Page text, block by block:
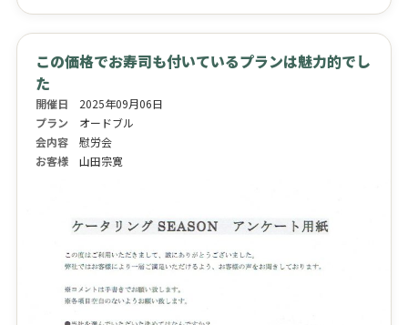
この価格でお寿司も付いているプランは魅力的でし
た
開催日
2025年09月06日
プラン
オードブル
会内容
慰労会
お客様
山田宗寛